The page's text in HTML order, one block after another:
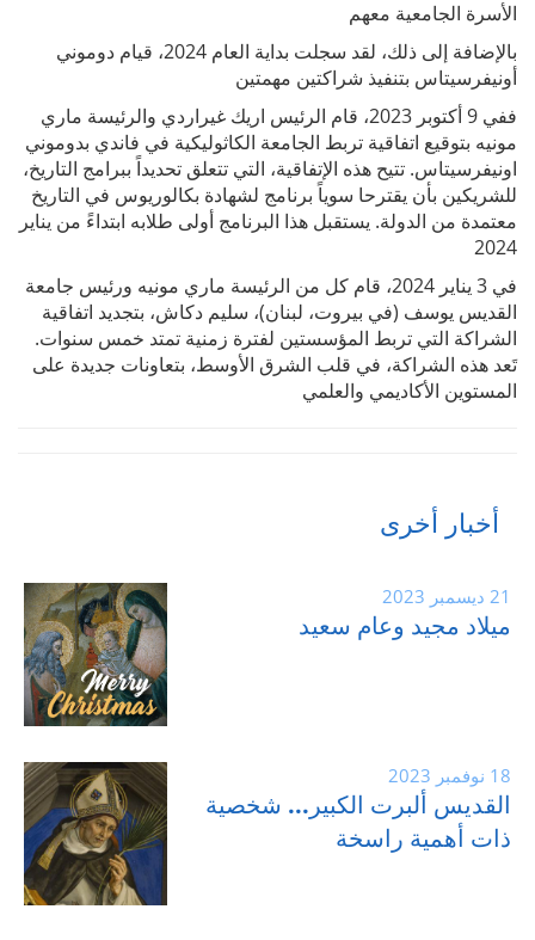
الأسرة الجامعية معهم
بالإضافة إلى ذلك، لقد سجلت بداية العام 2024، قيام دوموني
أونيفرسيتاس بتنفيذ شراكتين مهمتين
ففي 9 أكتوبر 2023، قام الرئيس اريك غيراردي والرئيسة ماري
مونيه بتوقيع اتفاقية تربط الجامعة الكاثوليكية في فاندي بدوموني
اونيفرسيتاس. تتيح هذه الإتفاقية، التي تتعلق تحديداً ببرامج التاريخ،
للشريكين بأن يقترحا سوياً برنامج لشهادة بكالوريوس في التاريخ
معتمدة من الدولة. يستقبل هذا البرنامج أولى طلابه ابتداءً من يناير
2024
في 3 يناير 2024، قام كل من الرئيسة ماري مونيه ورئيس جامعة
القديس يوسف (في بيروت، لبنان)، سليم دكاش، بتجديد اتفاقية
الشراكة التي تربط المؤسستين لفترة زمنية تمتد خمس سنوات.
تَعد هذه الشراكة، في قلب الشرق الأوسط، بتعاونات جديدة على
المستوين الأكاديمي والعلمي
أخبار أخرى
21 ديسمبر 2023
ميلاد مجيد وعام سعيد
18 نوفمبر 2023
القديس ألبرت الكبير... شخصية
ذات أهمية راسخة